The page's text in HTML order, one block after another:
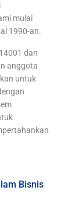
mulai
1990-an.
dan
anggota
untuk
Bisnis